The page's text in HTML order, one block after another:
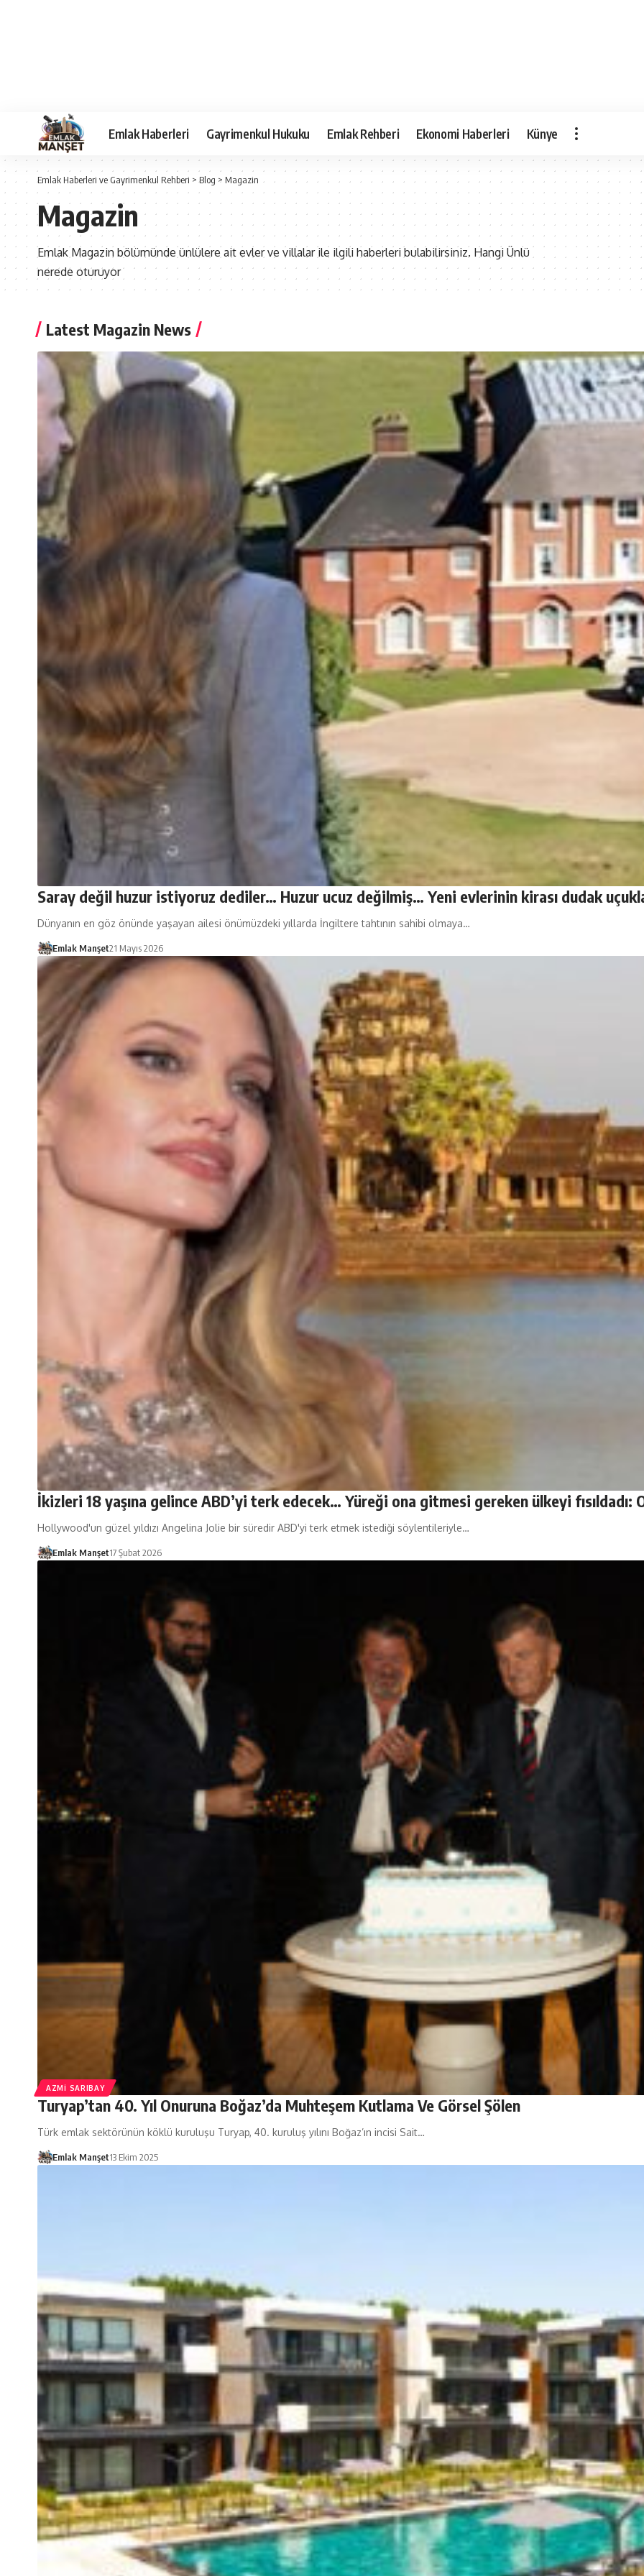
Emlak Haberleri Gayrimenkul Hukuku Emlak Rehberi Ekonomi Haberleri Künye
Emlak Haberleri ve Gayrimenkul Rehberi >Blog > Magazin
Magazin
Emlak Magazin bölümünde ünlülere ait evler ve villalar ile ilgili haberleri bulabilirsiniz. Hangi Ünlü
nerede oturuyor
Latest Magazin News
Saray değil huzur istiyoruz dediler… Huzur ucuz değilmiş… Yeni evlerinin kirası dudak
Dünyanın en göz önünde yaşayan ailesi önümüzdeki yıllarda İngiltere tahtının sahibi olmaya…
Emlak Manşet21 Mayıs 2026
İkizleri 18 yaşına gelince ABD’yi terk edecek… Yüreği ona gitmesi gereken ülkeyi fısıldadı:
Hollywood'un güzel yıldızı Angelina Jolie bir süredir ABD'yi terk etmek istediği söylentileriyle…
Emlak Manşet17 Şubat 2026
AZMI SARIBAY
Turyap’tan 40. Yıl Onuruna Boğaz’da Muhteşem Kutlama Ve Görsel Şölen
Türk emlak sektörünün köklü kuruluşu Turyap, 40. kuruluş yılını Boğaz’ın incisi Sait…
Emlak Manşet13 Ekim 2025